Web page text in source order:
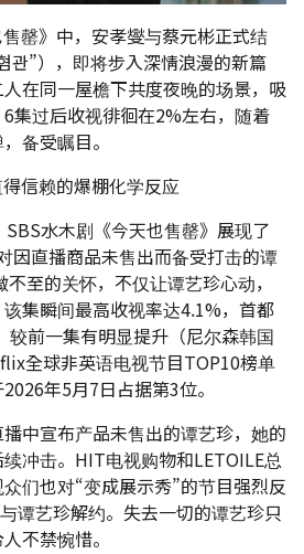
罄》中，安孝燮与蔡元彬正式结
관”），即将步入深情浪漫的新篇
在同一屋檐下共度夜晚的场景，吸
集过后收视徘徊在2%左右，随着
备受瞩目。
信赖的爆棚化学反应
水木剧《今天也售罄》展现了
因直播商品未售出而备受打击的谭
至的关怀，不仅让谭艺珍心动，
集瞬间最高收视率达4.1%，首都
较前一集有明显提升（尼尔森韩国
全球非英语电视节目TOP10榜单
年5月7日占据第3位。
中宣布产品未售出的谭艺珍，她的
冲击。HIT电视购物和LETOILE总
们也对“变成展示秀”的节目强烈反
谭艺珍解约。失去一切的谭艺珍只
不禁惋惜。